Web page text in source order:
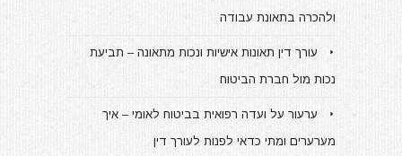
ולהכרה בתאונת עבודה
עורך דין תאונות אישיות ונכות מתאונה – תביעת
נכות מול חברת הביטוח
ערעור על ועדה רפואית בביטוח לאומי – איך
מערערים ומתי כדאי לפנות לעורך דין